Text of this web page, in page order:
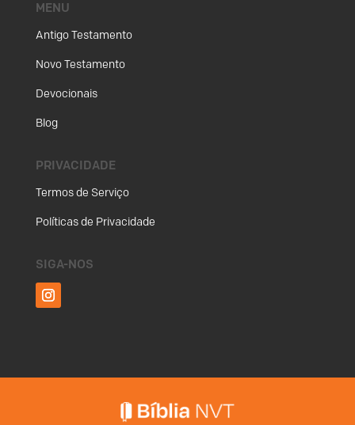
MENU
Antigo Testamento
Novo Testamento
Devocionais
Blog
PRIVACIDADE
Termos de Serviço
Políticas de Privacidade
SIGA-NOS